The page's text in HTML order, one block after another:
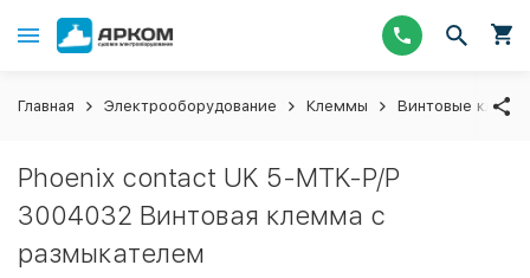
Главная Электрооборудование Клеммы Винтовые
Phoenix contact UK 5-MTK-P/P
3004032 Винтовая клемма с
размыкателем